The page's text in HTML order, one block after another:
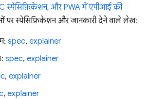
स्पेसिफ़िकेशन, और PWA में एपीआई की
स्पेसिफ़िकेशन और जानकारी देने वाले लेख:
spec, explainer
spec, explainer
, explainer
, explainer